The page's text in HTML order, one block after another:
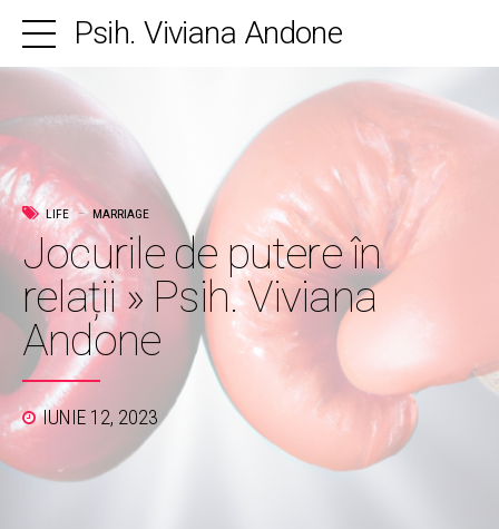
Psih. Viviana Andone
LIFE MARRIAGE
Jocurile de putere în
relații » Psih. Viviana
Andone
IUNIE 12, 2023